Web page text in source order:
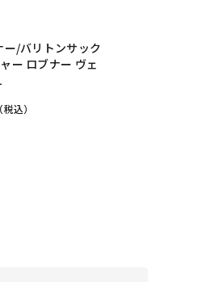
ー/バリトンサック
ー ロブナー ヴェ
（税込）